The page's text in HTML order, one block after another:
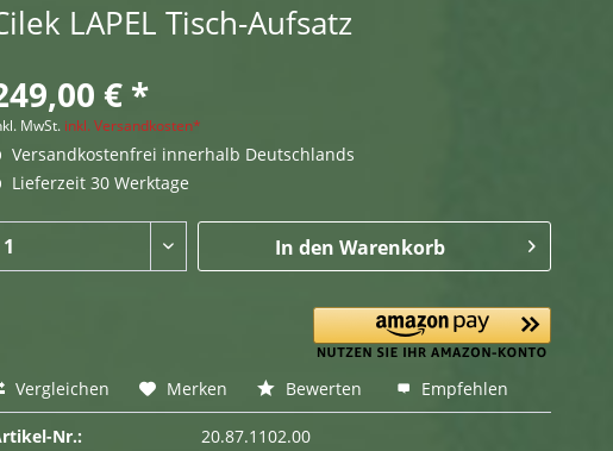
LAPEL Tisch-Aufsatz
€ *
MwSt. inkl. Versandkosten*
Versandkostenfrei innerhalb Deutschlands
Lieferzeit 30 Werktage
In den Warenkorb
Vergleichen Merken Bewerten Empfehlen
Nr.: 20.87.1102.00